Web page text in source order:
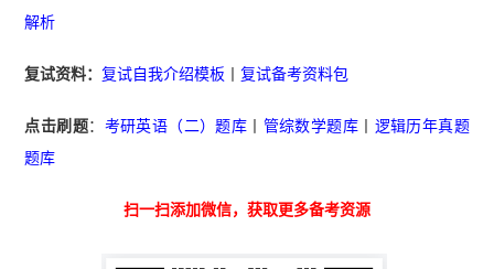
解析
复试资料：复试自我介绍模板 丨复试备考资料包
点击刷题： 考研英语（二）题库 管综数学题库
逻辑历年真题
题库
扫一扫添加微信，获取更多备考资源